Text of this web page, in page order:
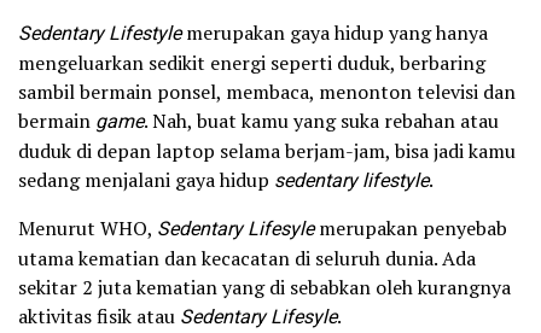
Sedentary Lifestylemerupakan gaya hidup yang hanya
mengeluarkan sedikit energi seperti duduk, berbaring
sambil bermain ponsel, membaca, menonton televisi dan
bermain game. Nah, buat kamu yang suka rebahan atau
duduk di depan laptop selama berjam-jam, bisa jadi kamu
sedang menjalani gaya hidup sedentary lifestyle.
Menurut WHO, Sedentary Lifesylemerupakan penyebab
utama kematian dan kecacatan di seluruh dunia. Ada
sekitar 2 juta kematian yang di sebabkan oleh kurangnya
aktivitas fisik atau Sedentary Lifesyle.